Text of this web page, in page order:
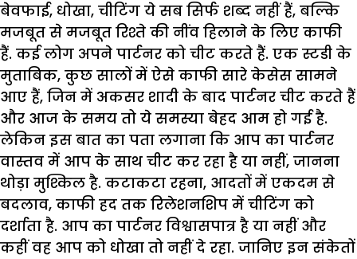
बेवफाई, धोखा, चीटिंग ये सब सिर्फ शब्द नहीं हैं, बल्कि
मजबूत से मजबूत रिश्ते की नींव हिलाने के लिए काफी
हैं. कई लोग अपने पार्टनर को चीट करते हैं. एक स्टडी के
मुताबिक, कुछ सालों में ऐसे काफी सारे केसेस सामने
आए हैं, जिन में अकसर शादी के बाद पार्टनर चीट करते हैं
और आज के समय तो ये समस्या बेहद आम हो गई है.
लेकिन इस बात का पता लगाना कि आप का पार्टनर
वास्तव में आप के साथ चीट कर रहा है या नहीं, जानना
थोड़ा मुश्किल है. कटाकटा रहना, आदतों में एकदम से
बदलाव, काफी हद तक रिलेशनशिप में चीटिंग को
दर्शाता है. आप का पार्टनर विश्वासपात्र है या नहीं और
कहीं वह आप को धोखा तो नहीं दे रहा. जानिए इन संकेतों